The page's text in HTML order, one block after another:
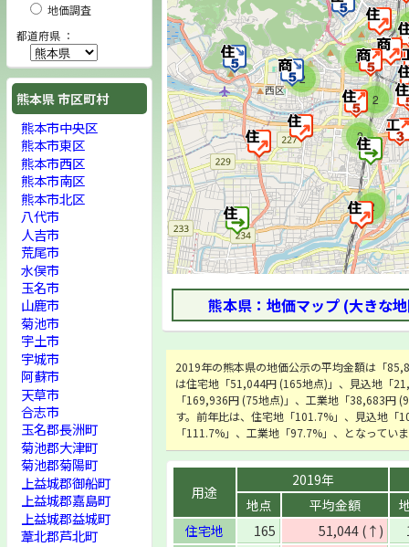
2
2
2
2
2
熊本県：地価マップ (大きな
2019年の熊本県の地価公示の平均金額は「
は住宅地「51,044円 (165地点)」、見込地「
「169,936円 (75地点)」、工業地「38,683円
す。前年比は、住宅地「101.7%」、見込地「
「111.7%」、工業地「97.7%」、となってい
用途
2019年
地点
平均金額
住宅地
165 51,044 (↑)
地価調査
都道府県 ：
熊本県 市区町村
熊本市中央区
熊本市東区
熊本市西区
熊本市南区
熊本市北区
八代市
人吉市
荒尾市
水俣市
玉名市
山鹿市
菊池市
宇土市
宇城市
阿蘇市
天草市
合志市
玉名郡長洲町
菊池郡大津町
菊池郡菊陽町
上益城郡御船町
上益城郡嘉島町
上益城郡益城町
葦北郡芦北町